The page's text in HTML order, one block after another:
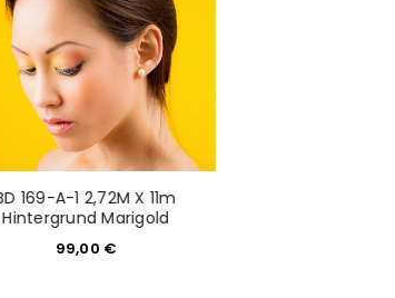
und akzeptiere die
169-A-1 2,72M X 11m
Hintergrund Marigold
99,00 €